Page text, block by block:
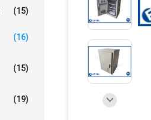
(15)
(16)
(15)
(19)